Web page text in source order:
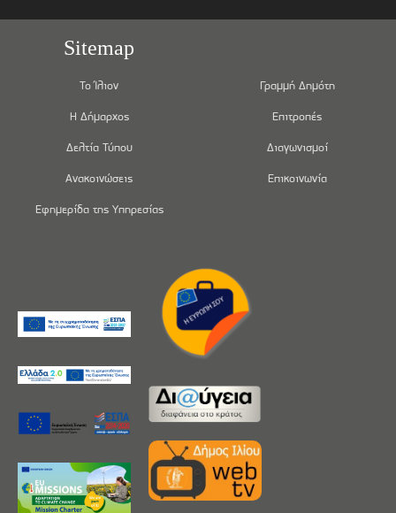
Sitemap
Το Ίλιον
Η Δήμαρχος
Δελτία Τύπου
Ανακοινώσεις
Εφημερίδα της Υπηρεσίας
Γραμμή Δημότη
Επιτροπές
Διαγωνισμοί
Επικοινωνία